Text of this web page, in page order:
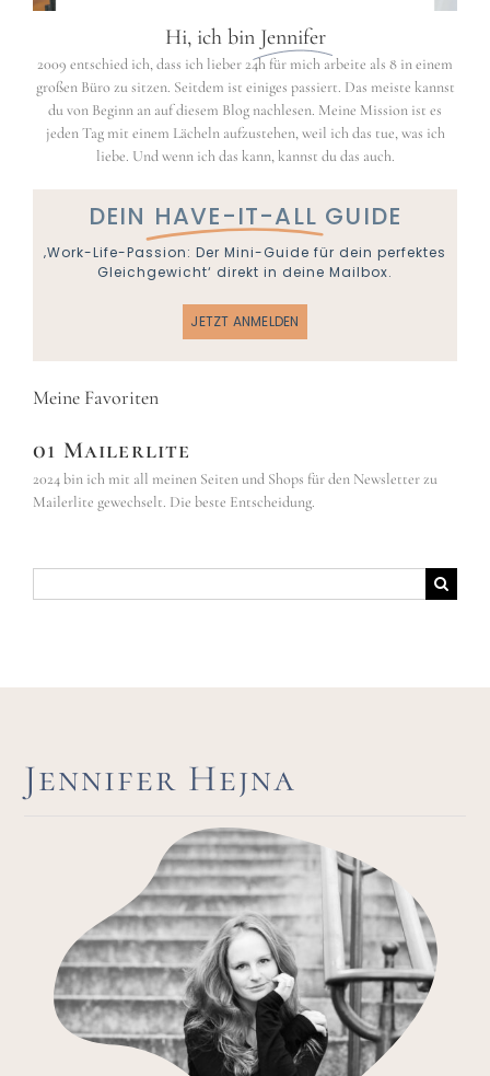
Hi, ich bin Jennifer
2009 entschied ich, dass ich lieber 24h für mich arbeite als 8 in einem
großen Büro zu sitzen. Seitdem ist einiges passiert. Das meiste kannst
du von Beginn an auf diesem Blog nachlesen. Meine Mission ist es
jeden Tag mit einem Lächeln aufzustehen, weil ich das tue, was ich
liebe. Und wenn ich das kann, kannst du das auch.
DEIN HAVE-IT-ALL GUIDE
‚Work-Life-Passion: Der Mini-Guide für dein perfektes
Gleichgewicht‘ direkt in deine Mailbox.
JETZT ANMELDEN
Meine Favoriten
01 Mailerlite
2024 bin ich mit all meinen Seiten und Shops für den Newsletter zu
Mailerlite gewechselt. Die beste Entscheidung.
nach:
Jennifer Hejna